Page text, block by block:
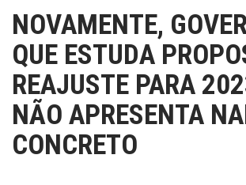
NOVAMENTE,
QUE ESTUDA
REAJUSTE PARA
NÃO APRESENTA
CONCRETO